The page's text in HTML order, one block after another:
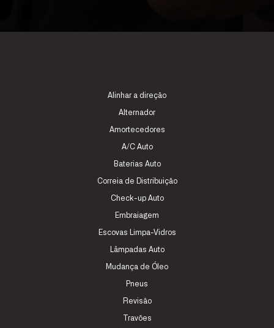
Alinhar a direção
Alternador
Amortecedores
A/C Auto
Baterias Auto
Correia de Distribuição
Check-up Auto
Embraiagem
Escovas Limpa-Vidros
Lâmpadas Auto
Mudança de Óleo
Pneus
Revisão
Travões